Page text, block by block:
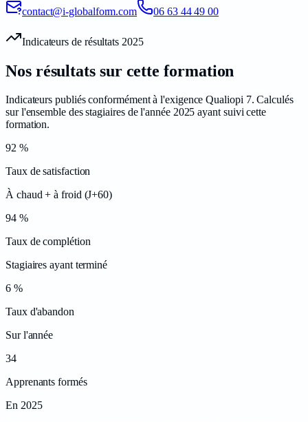
contact@i-globalform.com
06 63 44 49 00
Indicateurs de résultats 2025
Nos résultats sur cette formation
Indicateurs publiés conformément à l'exigence Qualiopi 7. Calculés
sur l'ensemble des stagiaires de l'année 2025 ayant suivi cette
formation.
92 %
Taux de satisfaction
À chaud + à froid (J+60)
94 %
Taux de complétion
Stagiaires ayant terminé
6 %
Taux d'abandon
Sur l'année
34
Apprenants formés
En 2025